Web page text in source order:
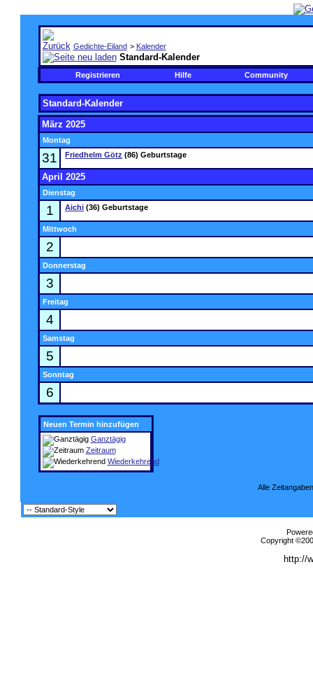
Gedichte-Eiland > Kalender
Standard-Kalender
Registrieren Hilfe Community
Standard-Kalender
März 2025
Montag
31 Friedhelm Götz (86) Geburtstage
April 2025
Dienstag
1 Aichi (36) Geburtstage
Mittwoch
2
Donnerstag
3
Freitag
4
Samstag
5
Sonntag
6
Neuen Termin hinzufügen
Ganztägig
Zeitraum
Wiederkehrend
Alle
Copyright
http://